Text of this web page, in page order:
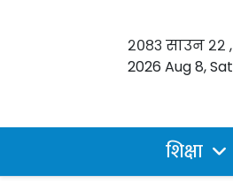
२०८३ साउन २२
2026 Aug 8,
शिक्षा